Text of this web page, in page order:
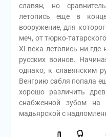
славян, но
летопись еще в
вооружение, для
меч, от тюрко-
XI века летопись ни где
русских воинов.
однако, к славянским
Венгрию сабля попала
хорошо различить
снабженной зубом на
мадьярской с